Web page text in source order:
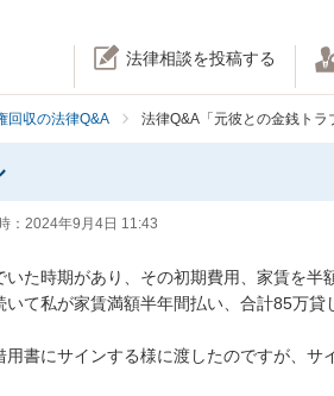
法律相談を投稿する
回収の法律Q&A 法律Q&A「元彼との金銭トラ
： 2024年9月4日 11:43
た時期があり、その初期費用、家賃を半
て私が家賃満額半年間払い、合計85万貸
書にサインする様に渡したのですが、サ